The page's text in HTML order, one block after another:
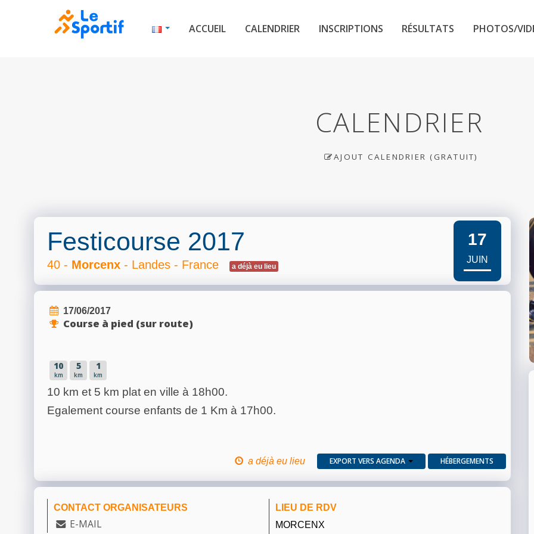
ACCUEIL CALENDRIER INSCRIPTIONS RÉSULTATS PHOTOS/
CALENDRIER
AJOUT CALENDRIER (GRATUIT)
Festicourse 2017
40 - Morcenx - Landes - France a déjà eu lieu
17
JUIN
17/06/2017
Course à pied (sur route)
10
km
5
km
1
km
10 km et 5 km plat en ville à 18h00.
Egalement course enfants de 1 Km à 17h00.
a déjà eu lieu EXPORT VERS AGENDA HÉBERGEMENTS
CONTACT ORGANISATEURS
E-MAIL
LIEU DE RDV
MORCENX